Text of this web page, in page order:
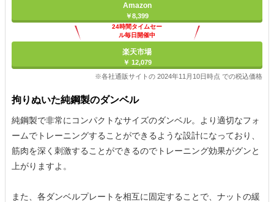
Amazon
￥8,399
24時間タイムセー
ル毎日開催中
楽天市場
￥ 12,079
※各社通販サイトの 2024年11月10日時点 での税込価格
拘りぬいた純鋼製のダンベル
純鋼製で非常にコンパクトなサイズのダンベル。より適切なフォ
ームでトレーニングすることができるような設計になっており、
筋肉を深く刺激することができるのでトレーニング効果がグンと
上がりますよ。
また、各ダンベルプレートを相互に固定することで、ナットの緩